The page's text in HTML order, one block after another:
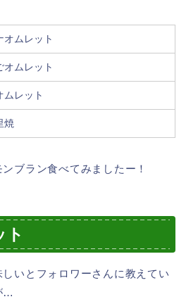
オムレット
オムレット
ムレット
焼
ブラン食べてみましたー！
ト
いとフォロワーさんに教えてい
…